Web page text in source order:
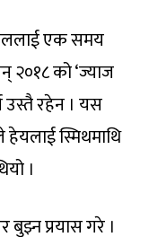
एक समय
२०१८ को ‘ज्याज
उस्तै रहेन । यस
स्मिथमाथि
।
प्रयास गरे ।